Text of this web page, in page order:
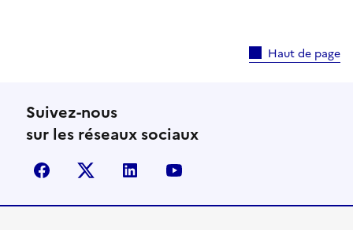
Haut de page
Suivez-nous
sur les réseaux sociaux
facebook X (anciennement Twitter)
linkedin